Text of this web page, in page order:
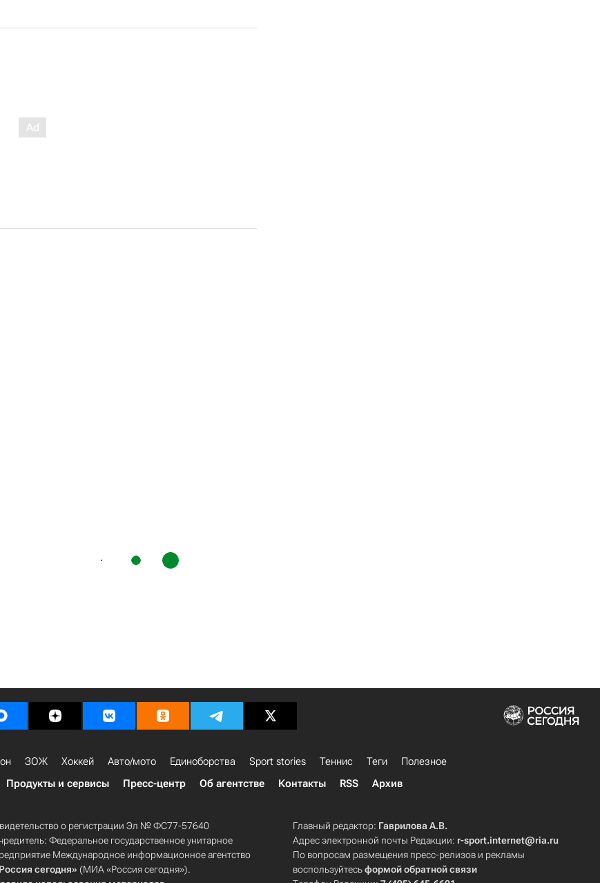
ЗОЖ Хоккей Авто/мото Единоборства Sport stories Теннис Теги
Полезное
Продукты и сервисы Пресс-центр Об агентстве Контакты RSS Архив
о регистрации Эл № ФС77-57640
Федеральное государственное унитарное
Международное информационное агентство
сегодня» (МИА «Россия сегодня»).
Главный редактор: Гаврилова А.В.
Адрес электронной почты Редакции: r-sport.internet@ria.ru
По вопросам размещения пресс-релизов и рекламы
воспользуйтесьформой обратной связи